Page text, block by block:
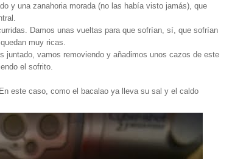
y una zanahoria morada (no las había visto jamás), que
Damos unas vueltas para que sofrían, sí, que sofrían
muy ricas.
juntado, vamos removiendo y añadimos unos cazos de este
el sofrito.
este caso, como el bacalao ya lleva su sal y el caldo